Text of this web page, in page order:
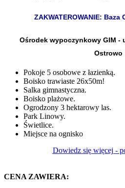
ZAKWATEROWANIE:
Ośrodek wypoczynkowy GIM -
Ostrowo
Pokoje 5 osobowe z łazienką.
Boisko trawiaste 26x50m!
Salka gimnastyczna.
Boisko plażowe.
Ogrodzony 3 hektarowy las.
Park Linowy.
Świetlice.
Miejsce na ognisko
Dowiedz się więcej -
CENA ZAWIERA: